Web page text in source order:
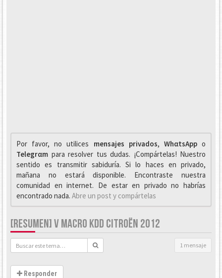
Por favor, no utilices mensajes privados, WhαtsAppo
Telegrαm para resolver tus dudas. ¡Compártelas! Nuestro
sentido es transmitir sabiduría. Si lo haces en privado,
mañana no estará disponible. Encontraste nuestra
comunidad en internet. De estar en privado no habrías
encontrado nada. Abre un post y compártelas
[RESUMEN] V MACRO KDD CITROËN 2012
1 mensaje
Responder